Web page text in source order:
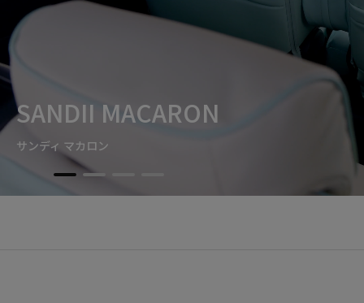
SANDII MACARON
サンディ マカロン